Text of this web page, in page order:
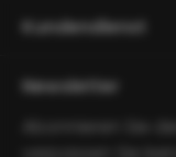
Kundendienst
Newsletter